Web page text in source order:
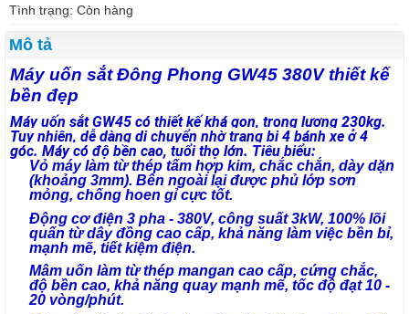
Tình trạng: Còn hàng
Mô tả
Máy uốn sắt Đông Phong GW45 380V thiết kế
bền đẹp
Máy uốn sắt GW45 có thiết kế khá gọn, trọng lượng 230kg.
Tuy nhiên, dễ dàng di chuyển nhờ trang bị 4 bánh xe ở 4
góc. Máy có độ bền cao, tuổi thọ lớn. Tiêu biểu:
Vỏ máy làm từ thép tấm hợp kim, chắc chắn, dày dặn
(khoảng 3mm). Bên ngoài lại được phủ lớp sơn
mỏng, chống hoen gỉ cực tốt.
Động cơ điện 3 pha - 380V, công suất 3kW, 100% lõi
quấn từ dây đồng cao cấp, khả năng làm việc bền bỉ,
mạnh mẽ, tiết kiệm điện.
Mâm uốn làm từ thép mangan cao cấp, cứng chắc,
độ bền cao, khả năng quay mạnh mẽ, tốc độ đạt 10 -
20 vòng/phút.